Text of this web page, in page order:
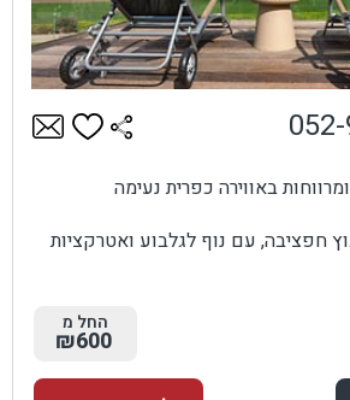
חפציבה, עם נוף לגלבוע ואטרקציות
החל מ
₪600